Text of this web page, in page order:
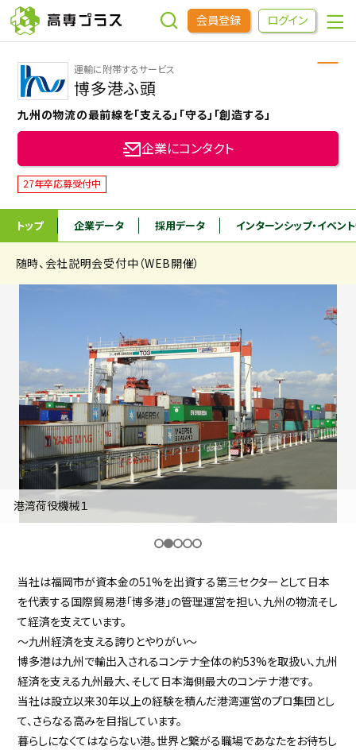
会員登録 ログイン
企業をさがす
進学先をさがす
インターンシップ・イベントをさがす
高専OBOGをさがす
高専プラスセミナー
めもらす
本科5年生・専攻科2年生向け 採用継続中の企業特集
9/30
まで
運輸に附帯するサービス
博多港ふ頭
九州の物流の最前線を「支える」「守る」「創造する」
企業にコンタクト
27年卒応募受付中
トップ 企業データ 採用データ インターンシップ・イベン
随時、会社説明会受付中（WEB開催）
港湾荷役機械１
当社は福岡市が資本金の51%を出資する第三セクターとして日本
を代表する国際貿易港「博多港」の管理運営を担い、九州の物流そし
て経済を支えています。
～九州経済を支える誇りとやりがい～
博多港は九州で輸出入されるコンテナ全体の約53%を取扱い、九州
経済を支える九州最大、そして日本海側最大のコンテナ港です。
当社は設立以来30年以上の経験を積んだ港湾運営のプロ集団とし
て、さらなる高みを目指しています。
暮らしになくてはならない港。世界と繋がる職場であなたをお待ちし